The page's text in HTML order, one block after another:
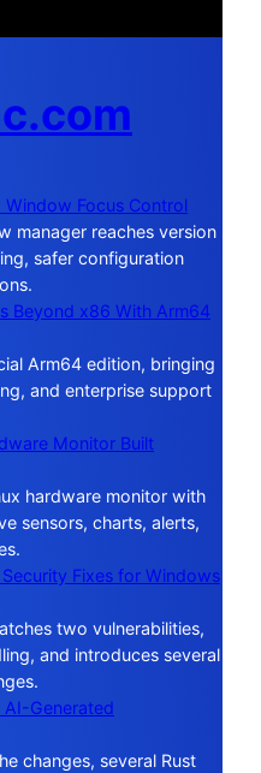
Window Focus Control
manager reaches version
safer configuration
Beyond x86 With Arm64
Arm64 edition, bringing
and enterprise support
Monitor Built
hardware monitor with
sensors, charts, alerts,
Fixes for Windows
two vulnerabilities,
and introduces several
Generated
changes, several Rust